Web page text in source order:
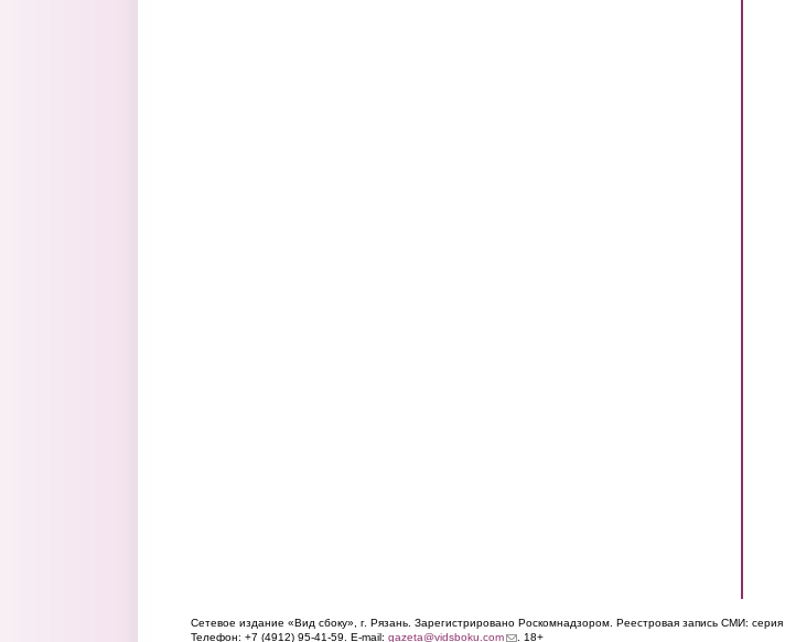
Сетевое издание «Вид сбоку», г. Рязань. Зарегистрировано Роскомнадзором. Реестровая запись СМИ: серия
Телефон: +7 (4912) 95-41-59. E-mail: gazeta@vidsboku.com(link sends e-mail)
. 18+